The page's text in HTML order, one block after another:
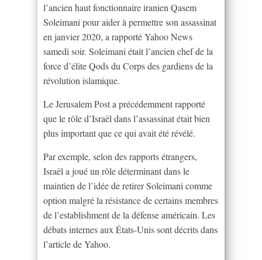
l’ancien haut fonctionnaire iranien Qasem
Soleimani pour aider à permettre son assassinat
en janvier 2020, a rapporté Yahoo News
samedi soir. Soleimani était l’ancien chef de la
force d’élite Qods du Corps des gardiens de la
révolution islamique.
Le Jerusalem Post a précédemment rapporté
que le rôle d’Israël dans l’assassinat était bien
plus important que ce qui avait été révélé.
Par exemple, selon des rapports étrangers,
Israël a joué un rôle déterminant dans le
maintien de l’idée de retirer Soleimani comme
option malgré la résistance de certains membres
de l’establishment de la défense américain. Les
débats internes aux États-Unis sont décrits dans
l’article de Yahoo.